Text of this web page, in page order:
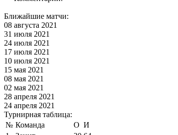
Ближайшие матчи:
08 августа 2021
31 июля 2021
24 июля 2021
17 июля 2021
10 июля 2021
15 мая 2021
08 мая 2021
02 мая 2021
28 апреля 2021
24 апреля 2021
Турнирная таблица:
№ Команда О И